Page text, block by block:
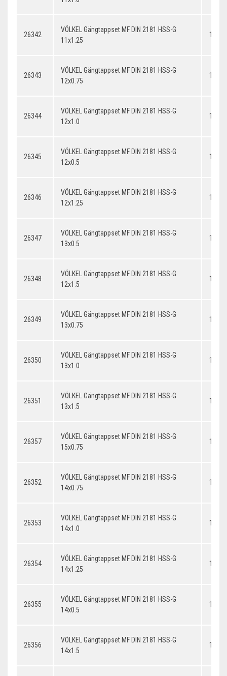
26342
VÖLKEL Gängtappset MF DIN 2181 HSS-G
11x1.25
26343
VÖLKEL Gängtappset MF DIN 2181 HSS-G
12x0.75
26344
VÖLKEL Gängtappset MF DIN 2181 HSS-G
12x1.0
26345
VÖLKEL Gängtappset MF DIN 2181 HSS-G
12x0.5
26346
VÖLKEL Gängtappset MF DIN 2181 HSS-G
12x1.25
26347
VÖLKEL Gängtappset MF DIN 2181 HSS-G
13x0.5
26348
VÖLKEL Gängtappset MF DIN 2181 HSS-G
12x1.5
26349
VÖLKEL Gängtappset MF DIN 2181 HSS-G
13x0.75
26350
VÖLKEL Gängtappset MF DIN 2181 HSS-G
13x1.0
26351
VÖLKEL Gängtappset MF DIN 2181 HSS-G
13x1.5
26357
VÖLKEL Gängtappset MF DIN 2181 HSS-G
15x0.75
26352
VÖLKEL Gängtappset MF DIN 2181 HSS-G
14x0.75
26353
VÖLKEL Gängtappset MF DIN 2181 HSS-G
14x1.0
26354
VÖLKEL Gängtappset MF DIN 2181 HSS-G
14x1.25
26355
VÖLKEL Gängtappset MF DIN 2181 HSS-G
14x0.5
26356
VÖLKEL Gängtappset MF DIN 2181 HSS-G
14x1.5